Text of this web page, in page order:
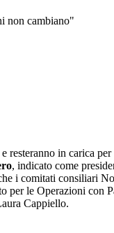
non cambiano"
in carica
, indicato come
i comitati consiliari
le Operazioni con
Cappiello.